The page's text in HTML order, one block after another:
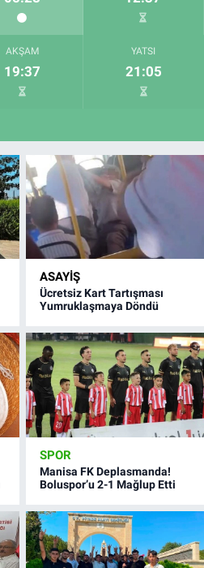
AKŞAM
19:37
YATSI
21:05
ASAYIŞ
Ücretsiz Kart Tartışması
Yumruklaşmaya Döndü
SPOR
Manisa FK Deplasmanda!
Boluspor’u 2-1 Mağlup Etti